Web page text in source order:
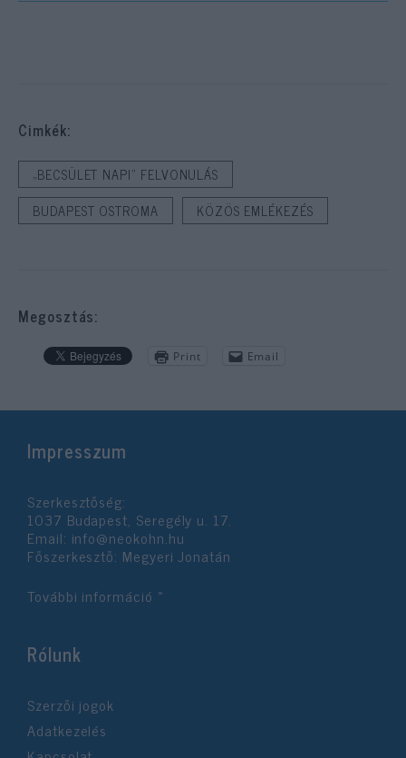
Cimkék:
„BECSÜLET NAPI” FELVONULÁS
BUDAPEST OSTROMA
KÖZÖS EMLÉKEZÉS
Megosztás:
Print Email
Impresszum
Szerkesztőség:
1037 Budapest, Seregély u. 17.
Email: info@neokohn.hu
Főszerkesztő: Megyeri Jonatán
További információ »
Rólunk
Szerzői jogok
Adatkezelés